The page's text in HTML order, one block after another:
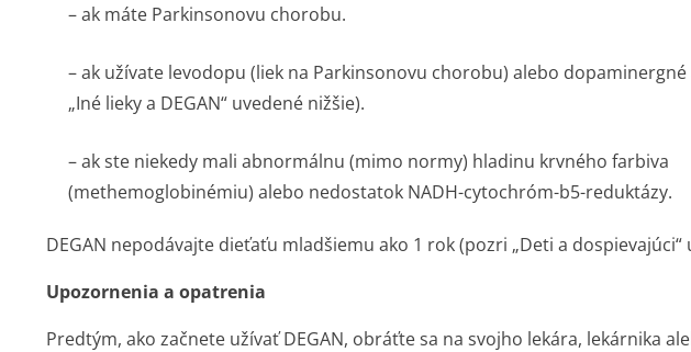
– ak máte Parkinsonovu chorobu.
– ak užívate levodopu (liek na Parkinsonovu chorobu) alebo
„Iné lieky a DEGAN“ uvedené nižšie).
– ak ste niekedy mali abnormálnu (mimo normy) hladinu krvného farbiva
(methemoglobinémiu) alebo nedostatok NADH-cytochróm-b5-reduktázy.
DEGAN nepodávajte dieťaťu mladšiemu ako 1 rok (pozri „Deti a dospievajúci“
Upozornenia a opatrenia
Predtým, ako začnete užívať DEGAN, obráťte sa na svojho lekára, lekárnika